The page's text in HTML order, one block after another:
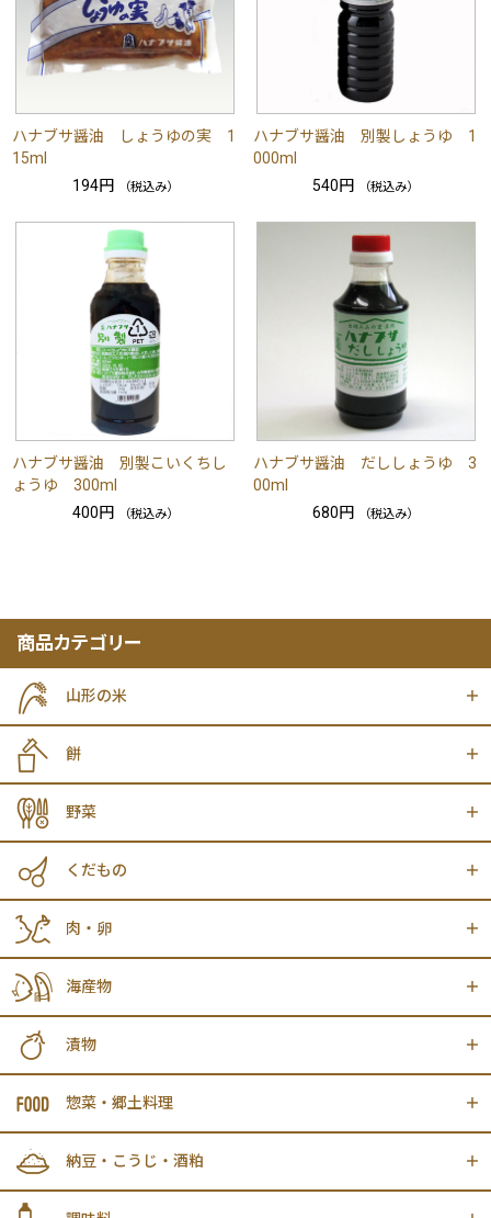
ハナブサ醤油 しょうゆの実 1
15ml
194円
（税込み）
ハナブサ醤油 別製しょうゆ 1
000ml
540円
（税込み）
ハナブサ醤油 別製こいくちし
ょうゆ 300ml
400円
（税込み）
ハナブサ醤油 だししょうゆ 3
00ml
680円
（税込み）
商品カテゴリー
山形の米
餅
野菜
くだもの
肉・卵
海産物
漬物
惣菜・郷土料理
納豆・こうじ・酒粕